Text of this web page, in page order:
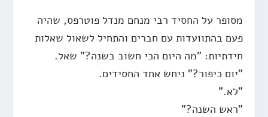
מסופר על החסיד רבי מנחם מנדל פוטרפס, שהיה
פעם בהתוועדות עם חברים והתחיל לשאול שאלות
חידתיות: "מה היום הכי חשוב בשנה?" שאל.
"יום כיפור?" ניחש אחד החסידים.
"לא."
"ראש השנה?"